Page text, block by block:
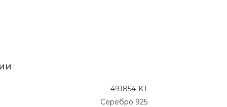
491854-KT
Серебро 925